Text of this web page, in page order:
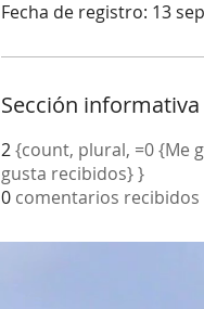
Fecha de registro: 13
Sección informativa
2{count, plural, =0 {Me
gusta recibidos} }
0 comentarios recibidos